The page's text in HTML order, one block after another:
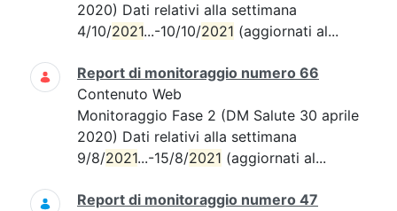
2020) Dati relativi alla settimana
4/10/2021...-10/10/2021 (aggiornati al...
Report di monitoraggio numero 66
Contenuto Web
Monitoraggio Fase 2 (DM Salute 30 aprile
2020) Dati relativi alla settimana
9/8/2021...-15/8/2021 (aggiornati al...
Report di monitoraggio numero 47